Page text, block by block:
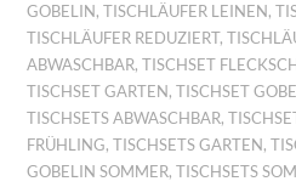
GOBELIN ,TISCHLÄUFER LEINEN ,
TISCHLÄUFER REDUZIERT,
ABWASCHBAR,TISCHSET
TISCHSET GARTEN ,TISCHSET
TISCHSETS ABWASCHBAR,
FRÜHLING,TISCHSETS GARTEN ,
GOBELIN SOMMER,TISCHSETS